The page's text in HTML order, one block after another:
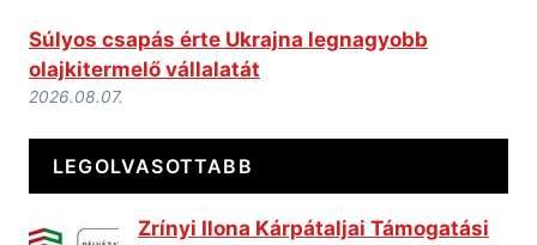
Súlyos csapás érte Ukrajna legnagyobb
olajkitermelő vállalatát
2026.08.07.
LEGOLVASOTTABB
Zrínyi Ilona Kárpátaljai Támogatási